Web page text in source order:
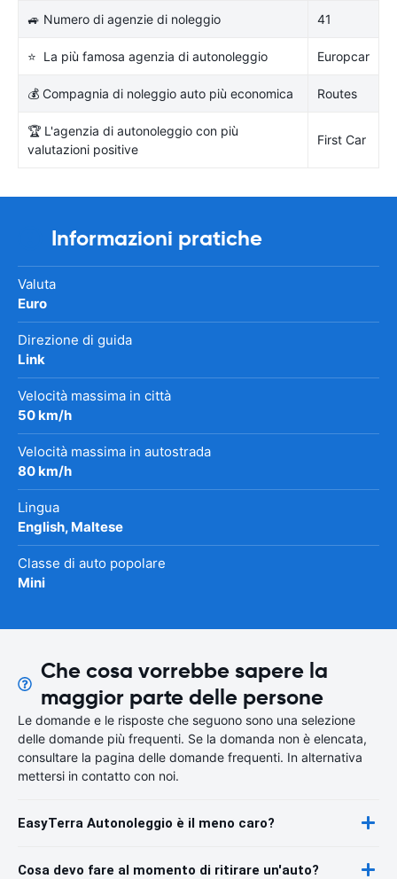
🚙 Numero di agenzie di noleggio 41
⭐ La più famosa agenzia di autonoleggio Europcar
💰 Compagnia di noleggio auto più economica Routes
🏆 L'agenzia di autonoleggio con più
valutazioni positive
First Car
Informazioni pratiche
Valuta
Euro
Direzione di guida
Link
Velocità massima in città
50 km/h
Velocità massima in autostrada
80 km/h
Lingua
English, Maltese
Classe di auto popolare
Mini
Che cosa vorrebbe sapere la
maggior parte delle persone
Le domande e le risposte che seguono sono una selezione
delle domande più frequenti. Se la domanda non è elencata,
consultare la pagina delle domande frequenti. In alternativa
mettersi in contatto con noi.
EasyTerra Autonoleggio è il meno caro?
Cosa devo fare al momento di ritirare un'auto?